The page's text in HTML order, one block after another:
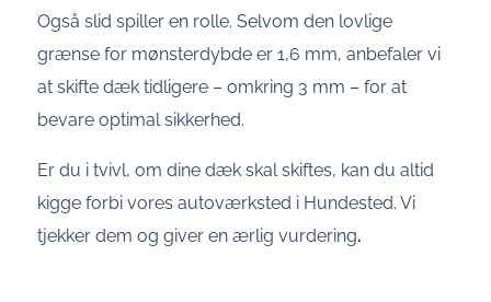
Også slid spiller en rolle. Selvom den lovlige
grænse for mønsterdybde er 1,6 mm, anbefaler vi
at skifte dæk tidligere – omkring 3 mm – for at
bevare optimal sikkerhed.
Er du i tvivl, om dine dæk skal skiftes, kan du altid
kigge forbi vores autoværksted i Hundested. Vi
tjekker dem og giver en ærlig vurdering.